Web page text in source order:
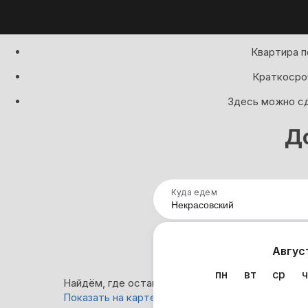
Квартира
Здесь можно
Куда едем
пн
вт ср
Найдём, где остановиться в Некрасовском: 18
Показать на карте